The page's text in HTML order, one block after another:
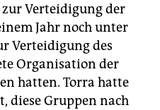
Verteidigung der
Jahr noch unter
Verteidigung des
Organisation der
hatten. Torra hatte
diese Gruppen nach